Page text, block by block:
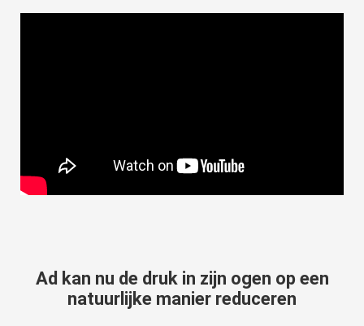
Ad kan nu de druk in zijn ogen op een
natuurlijke manier reduceren